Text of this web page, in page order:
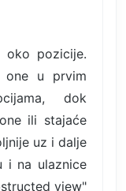
pozicije.
one u prvim
dok
ili stajaće
uz i dalje
i na ulaznice
view"